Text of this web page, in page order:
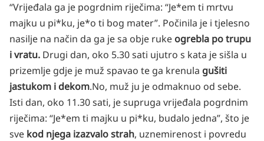
“Vrijeđala ga je pogrdnim riječima: “Je*em ti mrtvu
majku u pi*ku, je*o ti bog mater”. Počinila je i tjelesno
nasilje na način da ga je sa obje ruke ogrebla po trupu
i vratu. Drugi dan, oko 5.30 sati ujutro s kata je sišla u
prizemlje gdje je muž spavao te ga krenula gušiti
jastukom i dekom.No, muž ju je odmaknuo od sebe.
Isti dan, oko 11.30 sati, je supruga vrijeđala pogrdnim
riječima: “Je*em ti majku u pi*ku, budalo jedna”, što je
sve kod njega izazvalo strah, uznemirenost i povredu